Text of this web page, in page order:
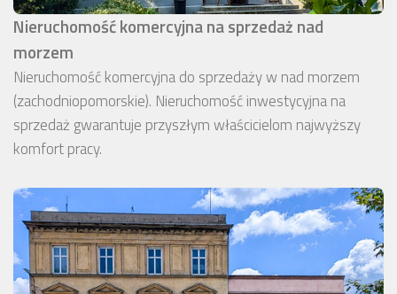
Nieruchomość komercyjna na sprzedaż nad
morzem
Nieruchomość komercyjna do sprzedaży w nad morzem
(zachodniopomorskie). Nieruchomość inwestycyjna na
sprzedaż gwarantuje przyszłym właścicielom najwyższy
komfort pracy.